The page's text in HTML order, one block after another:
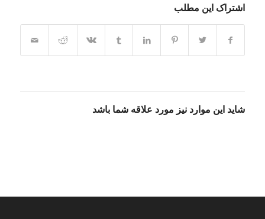
اشتراک این مطلب
شاید این موارد نیز مورد علاقه شما باشد